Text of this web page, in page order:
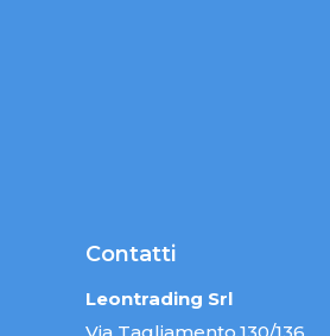
Contatti
Leontrading Srl